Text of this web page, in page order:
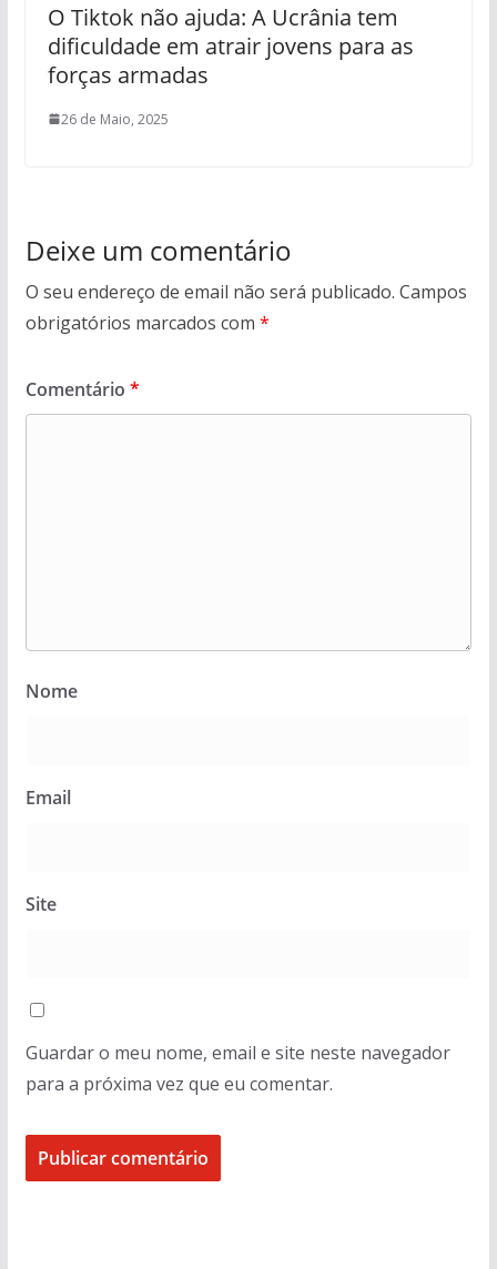
O Tiktok não ajuda: A Ucrânia tem
dificuldade em atrair jovens para as
forças armadas
26 de Maio, 2025
Deixe um comentário
O seu endereço de email não será publicado. Campos
obrigatórios marcados com *
Comentário *
Nome
Email
Site
Guardar o meu nome, email e site neste navegador
para a próxima vez que eu comentar.